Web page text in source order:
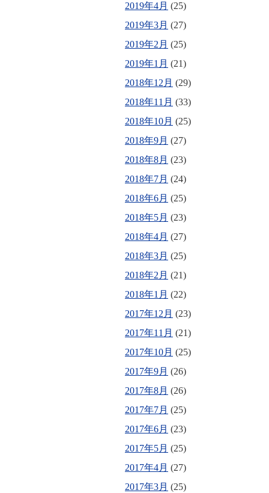
2019年4月 (25)
2019年3月 (27)
2019年2月 (25)
2019年1月 (21)
2018年12月 (29)
2018年11月 (33)
2018年10月 (25)
2018年9月 (27)
2018年8月 (23)
2018年7月 (24)
2018年6月 (25)
2018年5月 (23)
2018年4月 (27)
2018年3月 (25)
2018年2月 (21)
2018年1月 (22)
2017年12月 (23)
2017年11月 (21)
2017年10月 (25)
2017年9月 (26)
2017年8月 (26)
2017年7月 (25)
2017年6月 (23)
2017年5月 (25)
2017年4月 (27)
2017年3月 (25)